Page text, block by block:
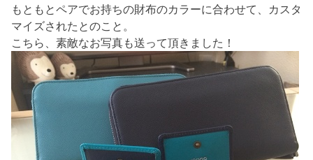
もともとペアでお持ちの財布のカラーに合わせて、カスタ
マイズされたとのこと。
こちら、素敵なお写真も送って頂きました！